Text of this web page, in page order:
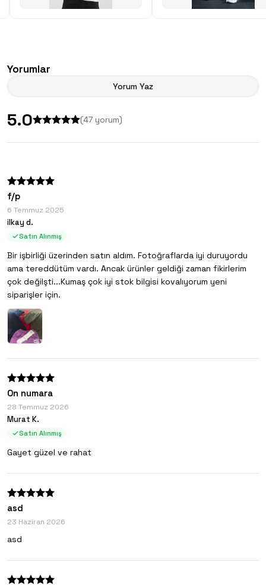
Yorumlar
Yorum Yaz
5.0 (47 yorum)
f/p
6 Temmuz 2025
ilkay d.
Satın Alınmış
Bir işbirliği üzerinden satın aldım. Fotoğraflarda iyi duruyordu
ama tereddütüm vardı. Ancak ürünler geldiği zaman fikirlerim
çok değilşti...Kumaş çok iyi stok bilgisi kovalıyorum yeni
siparişler için.
On numara
28 Temmuz 2026
Murat K.
Satın Alınmış
Gayet güzel ve rahat
asd
23 Haziran 2026
asd